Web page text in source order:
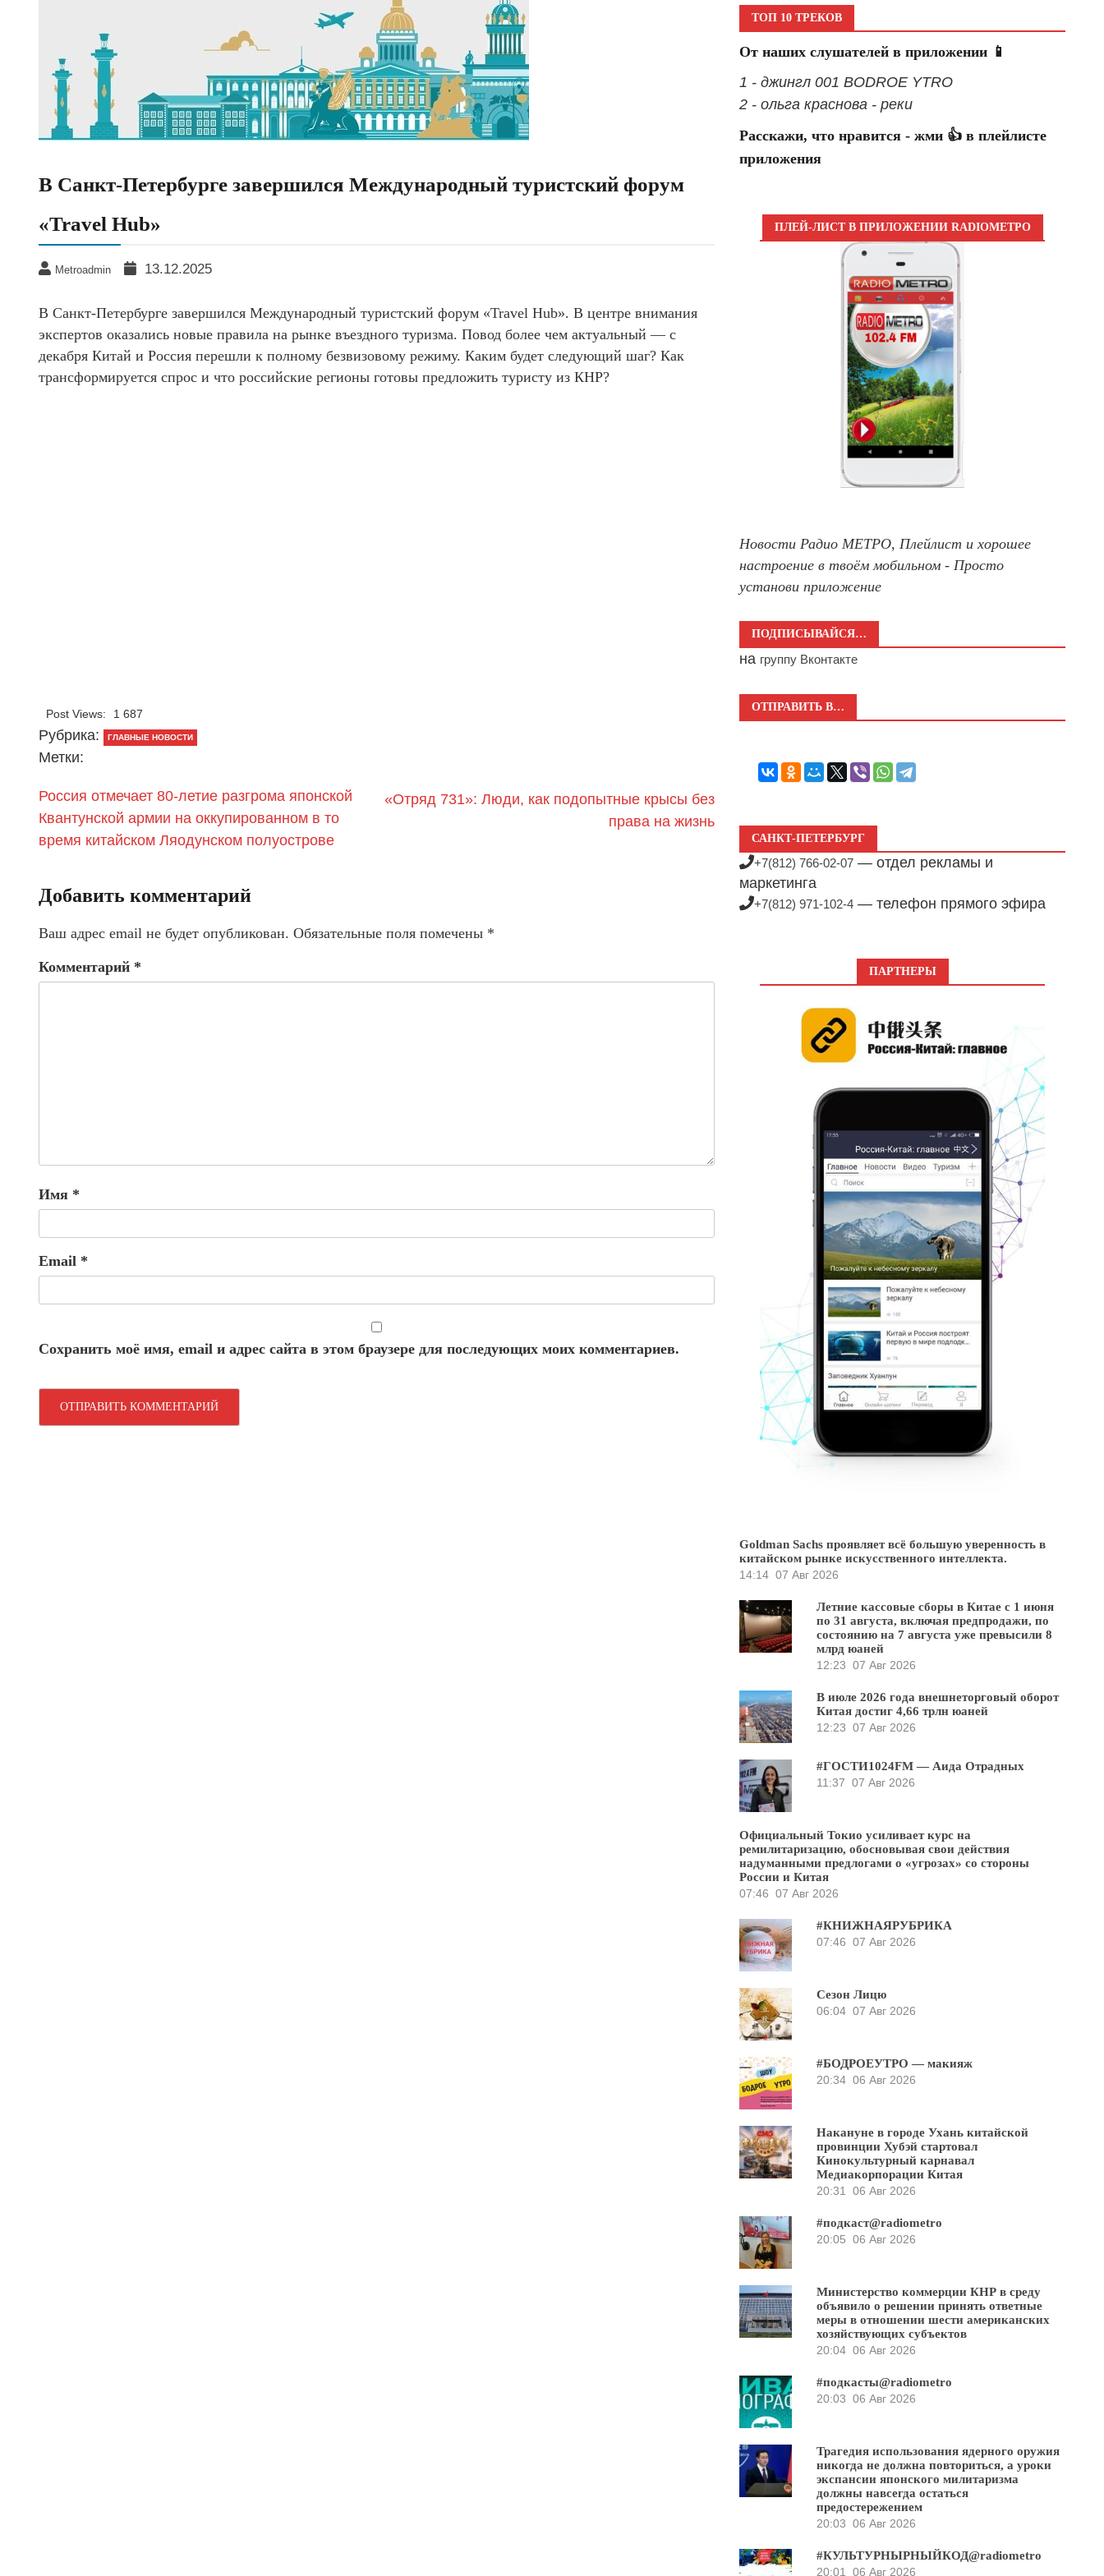
В Санкт-Петербурге завершился Международный туристский форум
«Travel Hub»
Metroadmin 13.12.2025
В Санкт-Петербурге завершился Международный туристский форум «Travel Hub». В центре внимания
экспертов оказались новые правила на рынке въездного туризма. Повод более чем актуальный — с
декабря Китай и Россия перешли к полному безвизовому режиму. Каким будет следующий шаг? Как
трансформируется спрос и что российские регионы готовы предложить туристу из КНР?
Post Views: 1 687
Рубрика: ГЛАВНЫЕ НОВОСТИ
Метки:
Россия отмечает 80-летие разгрома японской
Квантунской армии на оккупированном в то
время китайском Ляодунском полуострове
«Отряд 731»: Люди, как подопытные крысы без
права на жизнь
Добавить комментарий
Ваш адрес email не будет опубликован. Обязательные поля помечены *
Комментарий *
Имя *
Email *
Сохранить моё имя, email и адрес сайта в этом браузере для последующих моих комментариев.
ТОП 10 ТРЕКОВ
От наших слушателей в приложении 📱
1 - джингл 001 BODROE YTRO
2 - ольга краснова - реки
Расскажи, что нравится - жми 👍 в плейлисте
приложения
ПЛЕЙ-ЛИСТ В ПРИЛОЖЕНИИ RADIOМЕТРО
Новости Радио МЕТРО, Плейлист и хорошее
настроение в твоём мобильном - Просто
установи приложение
ПОДПИСЫВАЙСЯ…
на группу Вконтакте
ОТПРАВИТЬ В…
САНКТ-ПЕТЕРБУРГ
+7(812) 766-02-07 — отдел рекламы и
маркетинга
+7(812) 971-102-4 — телефон прямого эфира
ПАРТНЕРЫ
Goldman Sachs проявляет всё большую уверенность в
китайском рынке искусственного интеллекта.
14:14 07 Авг 2026
Летние кассовые сборы в Китае с 1 июня
по 31 августа, включая предпродажи, по
состоянию на 7 августа уже превысили 8
млрд юаней
12:23 07 Авг 2026
В июле 2026 года внешнеторговый оборот
Китая достиг 4,66 трлн юаней
12:23 07 Авг 2026
#ГОСТИ1024FM — Аида Отрадных
11:37 07 Авг 2026
Официальный Токио усиливает курс на
ремилитаризацию, обосновывая свои действия
надуманными предлогами о «угрозах» со стороны
России и Китая
07:46 07 Авг 2026
#КНИЖНАЯРУБРИКА
07:46 07 Авг 2026
Сезон Лицю
06:04 07 Авг 2026
#БОДРОЕУТРО — макияж
20:34 06 Авг 2026
Накануне в городе Ухань китайской
провинции Хубэй стартовал
Кинокультурный карнавал
Медиакорпорации Китая
20:31
06 Авг 2026
#подкаст@radiometro
20:05 06 Авг 2026
Министерство коммерции КНР в среду
объявило о решении принять ответные
меры в отношении шести американских
хозяйствующих субъектов
20:04 06 Авг 2026
#подкасты@radiometro
20:03 06 Авг 2026
Трагедия использования ядерного оружия
никогда не должна повториться, а уроки
экспансии японского милитаризма
должны навсегда остаться
предостережением
20:03 06 Авг 2026
#КУЛЬТУРНЫРНЫЙКОД@radiometro
20:01
06 Авг 2026